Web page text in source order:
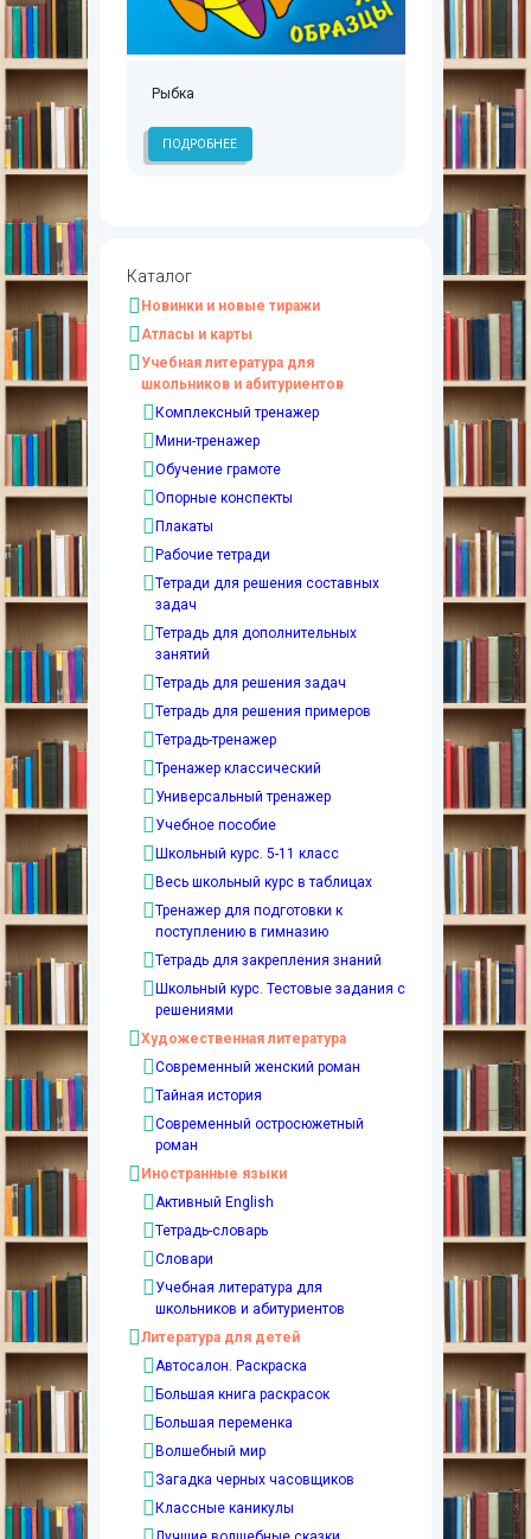
Рыбка
ПОДРОБНЕЕ
Каталог
Новинки и новые тиражи
Атласы и карты
Учебная литература для
школьников и абитуриентов
Комплексный тренажер
Мини-тренажер
Обучение грамоте
Опорные конспекты
Плакаты
Рабочие тетради
Тетради для решения составных
задач
Тетрадь для дополнительных
занятий
Тетрадь для решения задач
Тетрадь для решения примеров
Тетрадь-тренажер
Тренажер классический
Универсальный тренажер
Учебное пособие
Школьный курс. 5-11 класс
Весь школьный курс в таблицах
Тренажер для подготовки к
поступлению в гимназию
Тетрадь для закрепления знаний
Школьный курс. Тестовые задания с
решениями
Художественная литература
Современный женский роман
Тайная история
Современный остросюжетный
роман
Иностранные языки
Активный English
Тетрадь-словарь
Словари
Учебная литература для
школьников и абитуриентов
Литература для детей
Автосалон. Раскраска
Большая книга раскрасок
Большая переменка
Волшебный мир
Загадка черных часовщиков
Классные каникулы